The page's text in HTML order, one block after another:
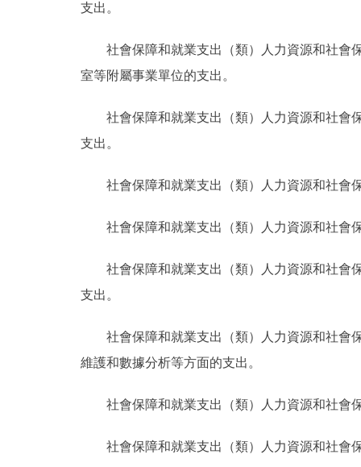
支出。
社會保障和就業支出（類）人力資源和社會
室等附屬事業單位的支出。
社會保障和就業支出（類）人力資源和社會
支出。
社會保障和就業支出（類）人力資源和社會
社會保障和就業支出（類）人力資源和社會
社會保障和就業支出（類）人力資源和社會
支出。
社會保障和就業支出（類）人力資源和社會
維護和數據分析等方面的支出。
社會保障和就業支出（類）人力資源和社會
社會保障和就業支出（類）人力資源和社會